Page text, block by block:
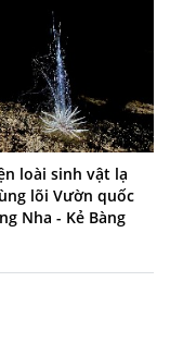
loài sinh vật lạ
lõi Vườn quốc
Nha - Kẻ Bàng